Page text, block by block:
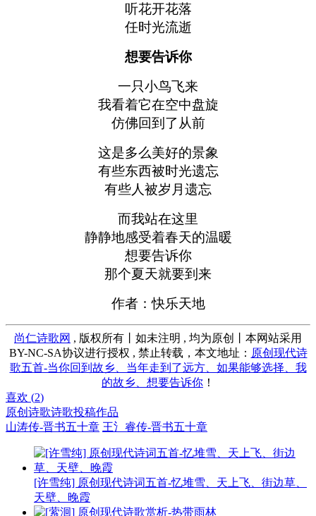
听花开花落
任时光流逝
想要告诉你
一只小鸟飞来
我看着它在空中盘旋
仿佛回到了从前
这是多么美好的景象
有些东西被时光遗忘
有些人被岁月遗忘
而我站在这里
静静地感受着春天的温暖
想要告诉你
那个夏天就要到来
作者：快乐天地
尚仁诗歌网 , 版权所有丨如未注明 , 均为原创丨本网站采用
BY-NC-SA协议进行授权 , 禁止转载，本文地址： 原创现代诗
歌五首-当你回到故乡、当年走到了远方、如果能够选择、我
的故乡、想要告诉你 ！
喜欢 (2)
原创诗歌诗歌投稿作品
山涛传-晋书五十章 王氵睿传-晋书五十章
[许雪纯] 原创现代诗词五首-忆堆雪、天上飞、街边草、
天壁、晚霞